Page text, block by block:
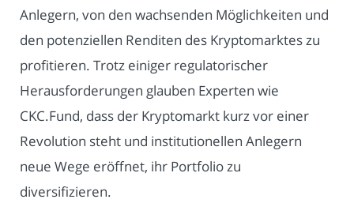
Anlegern, von den wachsenden Möglichkeiten und
den potenziellen Renditen des Kryptomarktes zu
profitieren. Trotz einiger regulatorischer
Herausforderungen glauben Experten wie
CKC.Fund, dass der Kryptomarkt kurz vor einer
Revolution steht und institutionellen Anlegern
neue Wege eröffnet, ihr Portfolio zu
diversifizieren.